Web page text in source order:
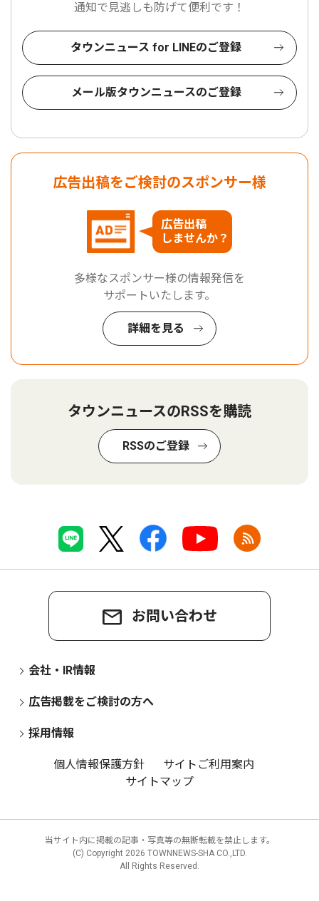
通知で見逃しも防げて便利です！
タウンニュース for LINEのご登録
メール版タウンニュースのご登録
広告出稿をご検討のスポンサー様
広告出稿
しませんか？
多様なスポンサー様の情報発信を
サポートいたします。
詳細を見る
タウンニュースのRSSを購読
RSSのご登録
お問い合わせ
会社・IR情報
広告掲載をご検討の方へ
採用情報
個人情報保護方針
サイトご利用案内
サイトマップ
当サイト内に掲載の記事・写真等の無断転載を禁止します。
(C) Copyright 2026 TOWNNEWS-SHA CO.,LTD.
All Rights Reserved.